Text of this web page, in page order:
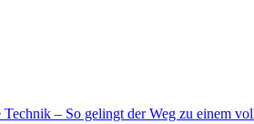
Technik – So gelingt der Weg zu einem